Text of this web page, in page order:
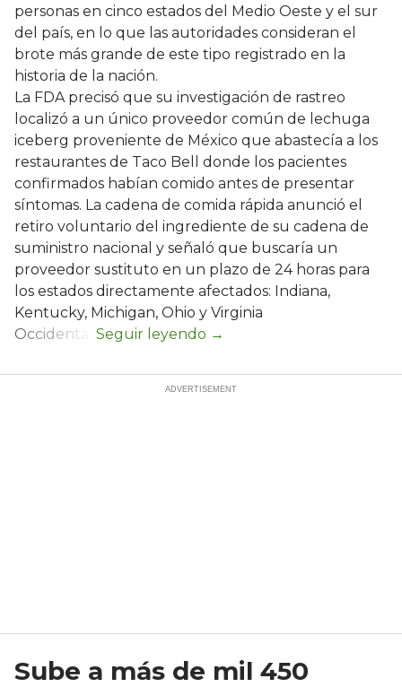
personas en cinco estados del Medio Oeste y el sur
del país, en lo que las autoridades consideran el
brote más grande de este tipo registrado en la
historia de la nación.
La FDA precisó que su investigación de rastreo
localizó a un único proveedor común de lechuga
iceberg proveniente de México que abastecía a los
restaurantes de Taco Bell donde los pacientes
confirmados habían comido antes de presentar
síntomas. La cadena de comida rápida anunció el
retiro voluntario del ingrediente de su cadena de
suministro nacional y señaló que buscaría un
proveedor sustituto en un plazo de 24 horas para
los estados directamente afectados: Indiana,
Kentucky, Michigan, Ohio y Virginia
Occidental.
Sube a más de mil 450